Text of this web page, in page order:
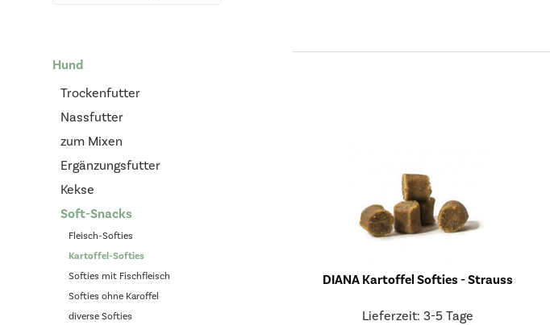
Hund
Trockenfutter
Nassfutter
zum Mixen
Ergänzungsfutter
Kekse
Soft-Snacks
Fleisch-Softies
Kartoffel-Softies
Softies mit Fischfleisch
Softies ohne Karoffel
diverse Softies
DIANA Kartoffel Softies - Strauss
Lieferzeit: 3-5 Tage